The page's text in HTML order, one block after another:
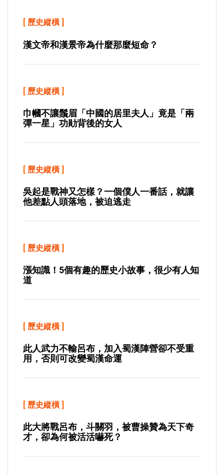
[ 歷史縱橫 ]
漢文帝和漢景帝為什麼那麼短命？
[ 歷史縱橫 ]
巾幗不讓鬚眉「中國的居里夫人」竟是「兩
彈一星」功勛背後的女人
[ 歷史縱橫 ]
吳起是戰神又怎樣？一個僕人一番話，就讓
他差點人頭落地，被迫逃走
[ 歷史縱橫 ]
漲知識！5個有趣的歷史小故事，很少有人知
道
[ 歷史縱橫 ]
此人武力不輸呂布，加入蜀漢陣營卻不受重
用，否則可改變蜀漢命運
[ 歷史縱橫 ]
此大將戰呂布，斗關羽，被曹操贊為天下奇
才，卻為何被活活嚇死？